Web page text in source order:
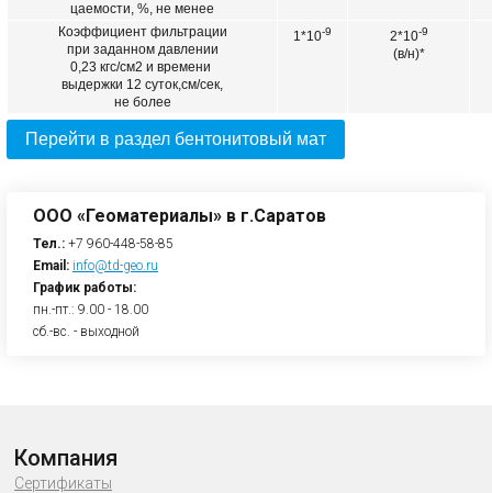
цаемости, %, не менее
Коэффициент фильтрации
при заданном давлении
0,23 кгс/см2 и времени
выдержки 12 суток,см/сек,
не более
1*10-9 2*10-9
(в/н)*
Перейти в раздел бентонитовый мат
ООО «Геоматериалы» в г.Саратов
Тел.: +7 960-448-58-85
Email: info@td-geo.ru
График работы:
пн.-пт.: 9.00 - 18.00
сб.-вс. - выходной
Компания
Сертификаты